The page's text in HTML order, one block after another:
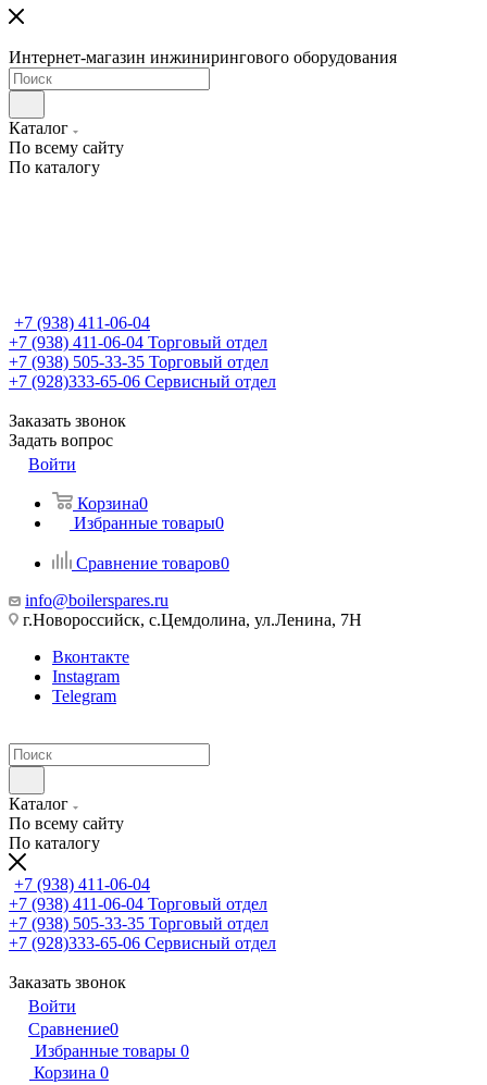
Интернет-магазин инжинирингового оборудования
Каталог
По всему сайту
По каталогу
+7 (938) 411-06-04
+7 (938) 411-06-04 Торговый отдел
+7 (938) 505-33-35 Торговый отдел
+7 (928)333-65-06 Сервисный отдел
Заказать звонок
Задать вопрос
Войти
Корзина0
Избранные товары0
Сравнение товаров0
info@boilerspares.ru
г.Новороссийск, с.Цемдолина, ул.Ленина, 7Н
Вконтакте
Instagram
Telegram
Каталог
По всему сайту
По каталогу
+7 (938) 411-06-04
+7 (938) 411-06-04 Торговый отдел
+7 (938) 505-33-35 Торговый отдел
+7 (928)333-65-06 Сервисный отдел
Заказать звонок
Войти
Сравнение0
Избранные товары 0
Корзина 0